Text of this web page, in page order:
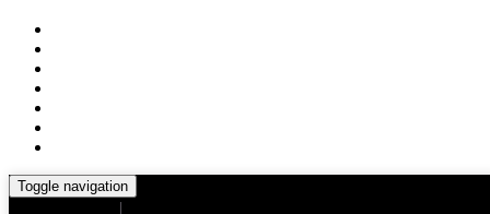
Toggle navigation